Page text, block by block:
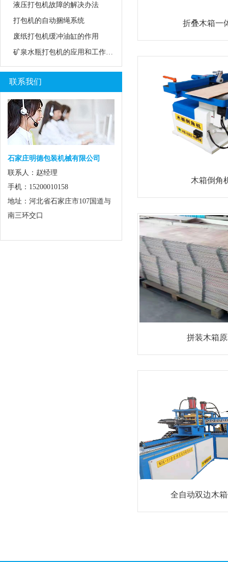
液压打包机故障的解决办法
打包机的自动捆绳系统
废纸打包机缓冲油缸的作用
联系我们
石家庄明德包装机械有限公司
联系人：赵经理
手机：15200010158
地址：河北省石家庄市107国道与
南三环交口
折叠木箱一
木箱倒角
拼装木箱
全自动双边木